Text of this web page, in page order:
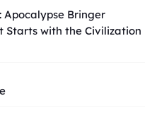
Apocalypse Bringer
Starts with the Civilization